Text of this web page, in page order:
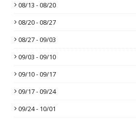
08/13 - 08/20
08/20 - 08/27
08/27 - 09/03
09/03 - 09/10
09/10 - 09/17
09/17 - 09/24
09/24 - 10/01